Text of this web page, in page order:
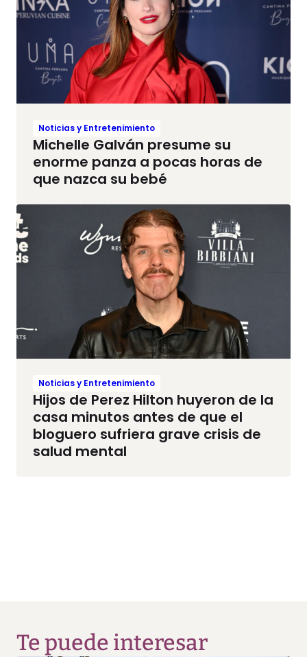
Noticias y Entretenimiento
Michelle Galván presume su
enorme panza a pocas horas de
que nazca su bebé
Noticias y Entretenimiento
Hijos de Perez Hilton huyeron de la
casa minutos antes de que el
bloguero sufriera grave crisis de
salud mental
Te puede interesar